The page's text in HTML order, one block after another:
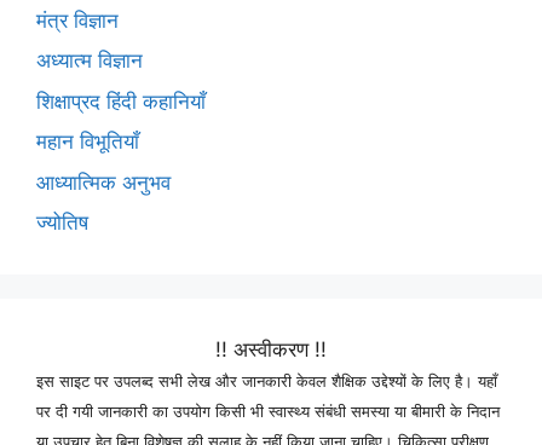
मंत्र विज्ञान
अध्यात्म विज्ञान
शिक्षाप्रद हिंदी कहानियाँ
महान विभूतियाँ
आध्यात्मिक अनुभव
ज्योतिष
!! अस्वीकरण !!
इस साइट पर उपलब्द सभी लेख और जानकारी केवल शैक्षिक उद्देश्यों के लिए है। यहाँ
पर दी गयी जानकारी का उपयोग किसी भी स्वास्थ्य संबंधी समस्या या बीमारी के निदान